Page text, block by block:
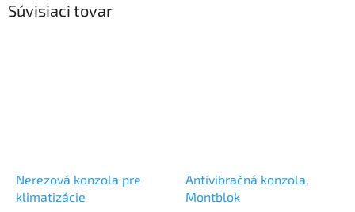
Súvisiaci tovar
Nerezová konzola pre
klimatizácie
Antivibračná konzola,
Montblok